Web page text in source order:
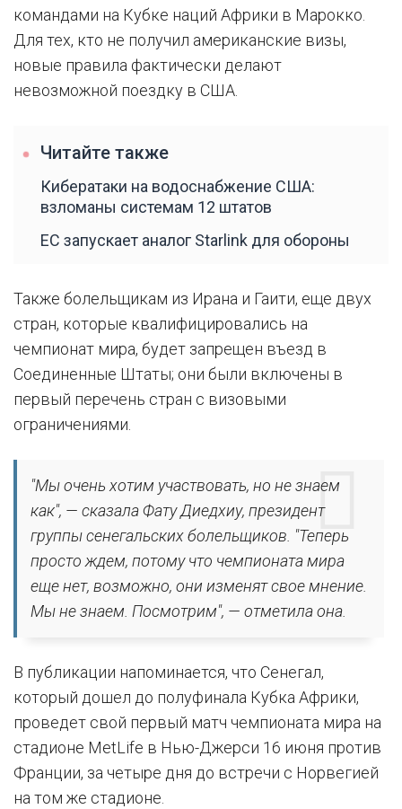
командами на Кубке наций Африки в Марокко.
Для тех, кто не получил американские визы,
новые правила фактически делают
невозможной поездку в США.
Читайте также
Кибератаки на водоснабжение США:
взломаны системам 12 штатов
ЕС запускает аналог Starlink для обороны
Также болельщикам из Ирана и Гаити, еще двух
стран, которые квалифицировались на
чемпионат мира, будет запрещен въезд в
Соединенные Штаты; они были включены в
первый перечень стран с визовыми
ограничениями.
"Мы очень хотим участвовать, но не знаем
как", — сказала Фату Диедхиу, президент
группы сенегальских болельщиков. "Теперь
просто ждем, потому что чемпионата мира
еще нет, возможно, они изменят свое мнение.
Мы не знаем. Посмотрим", — отметила она.
В публикации напоминается, что Сенегал,
который дошел до полуфинала Кубка Африки,
проведет свой первый матч чемпионата мира на
стадионе MetLife в Нью-Джерси 16 июня против
Франции, за четыре дня до встречи с Норвегией
на том же стадионе.